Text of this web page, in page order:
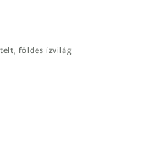
földes ízvilág